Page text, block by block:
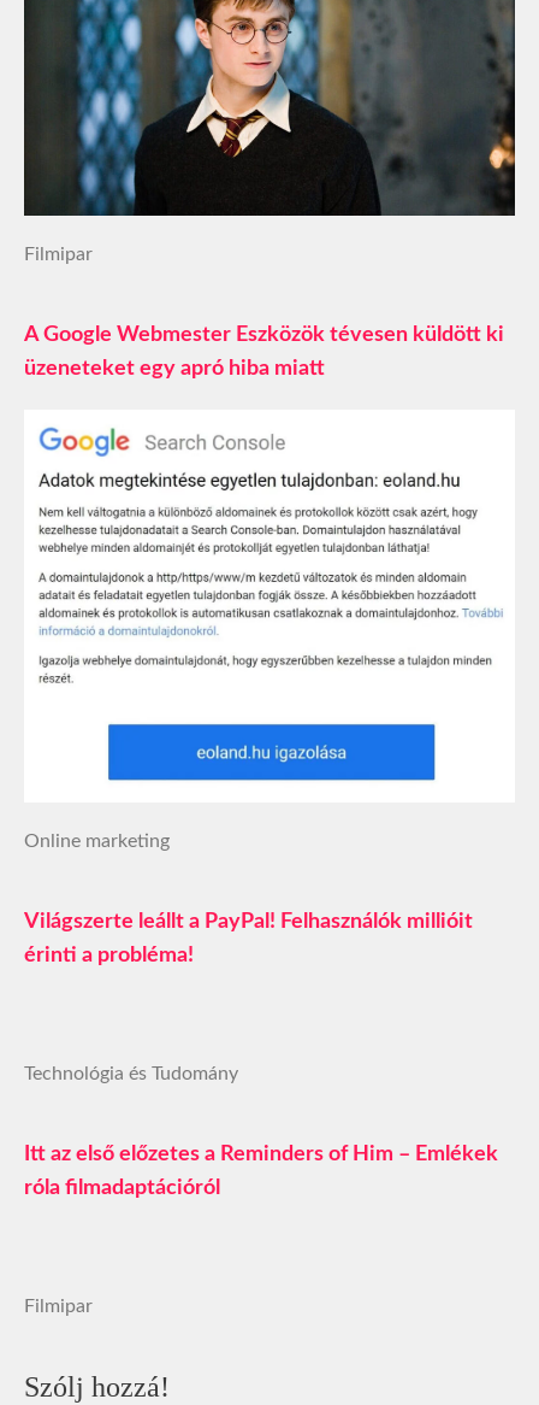
Filmipar
A Google Webmester Eszközök tévesen küldött ki
üzeneteket egy apró hiba miatt
Online marketing
Világszerte leállt a PayPal! Felhasználók millióit
érinti a probléma!
Technológia és Tudomány
Itt az első előzetes a Reminders of Him – Emlékek
róla filmadaptációról
Filmipar
Szólj hozzá!